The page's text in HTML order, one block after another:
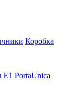
Коробка
E1 PortaUnica